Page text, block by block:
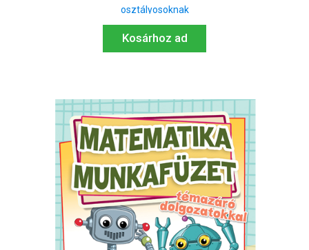
osztályosoknak
Kosárhoz ad